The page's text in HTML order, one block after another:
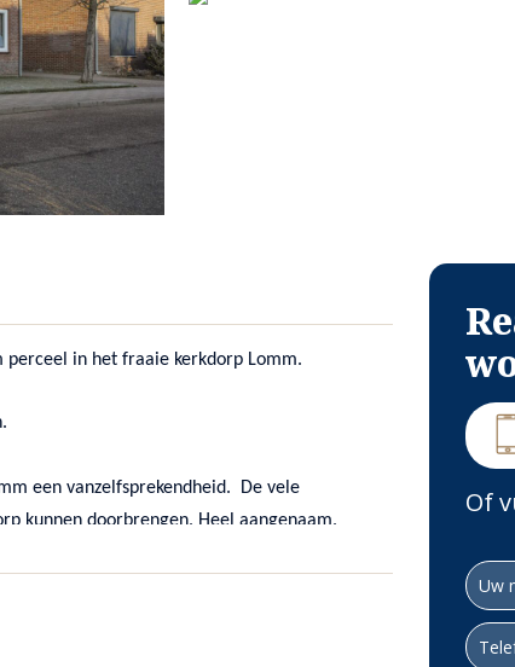
perceel in het fraaie kerkdorp Lomm.
een vanzelfsprekendheid. De vele
kunnen doorbrengen. Heel aangenaam.
ligt op steenworp afstand. Op de fiets de
Of